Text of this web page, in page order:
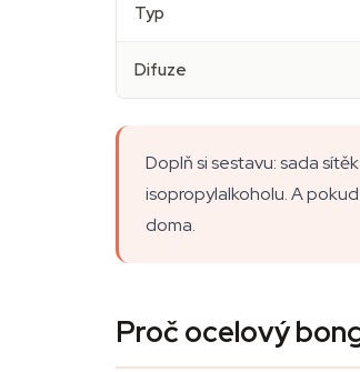
Typ
Difuze
Doplň si sestavu: sada
isopropylalkoholu. A
doma.
Proč ocelový